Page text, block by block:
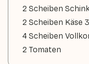
2 Scheiben
2 Scheiben Käse
4 Scheiben
2 Tomaten